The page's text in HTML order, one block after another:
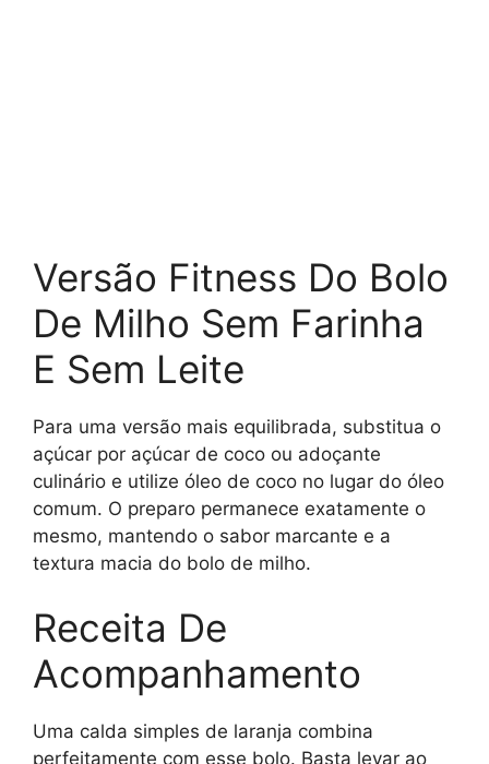
Versão Fitness Do Bolo
De Milho Sem Farinha
E Sem Leite
Para uma versão mais equilibrada, substitua o
açúcar por açúcar de coco ou adoçante
culinário e utilize óleo de coco no lugar do óleo
comum. O preparo permanece exatamente o
mesmo, mantendo o sabor marcante e a
textura macia do bolo de milho.
Receita De
Acompanhamento
Uma calda simples de laranja combina
perfeitamente com esse bolo. Basta levar ao